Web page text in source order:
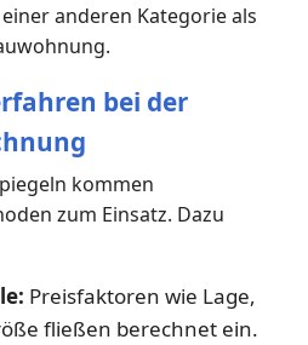
anderen Kategorie als
bei der
kommen
zum Einsatz. Dazu
Preisfaktoren wie Lage,
fließen berechnet ein.